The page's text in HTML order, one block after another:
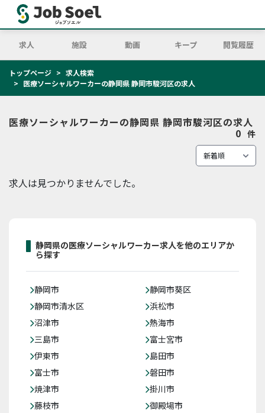
求人 施設 動画 キープ 閲覧履歴
トップページ
求人検索
医療ソーシャルワーカーの静岡県 静岡市駿河区の求人
医療ソーシャルワーカーの静岡県 静岡市駿河区の求人
0 件
求人は見つかりませんでした。
静岡県の医療ソーシャルワーカー求人を他のエリアか
ら探す
静岡市
静岡市葵区
静岡市清水区
浜松市
沼津市
熱海市
三島市
富士宮市
伊東市
島田市
富士市
磐田市
焼津市
掛川市
藤枝市
御殿場市